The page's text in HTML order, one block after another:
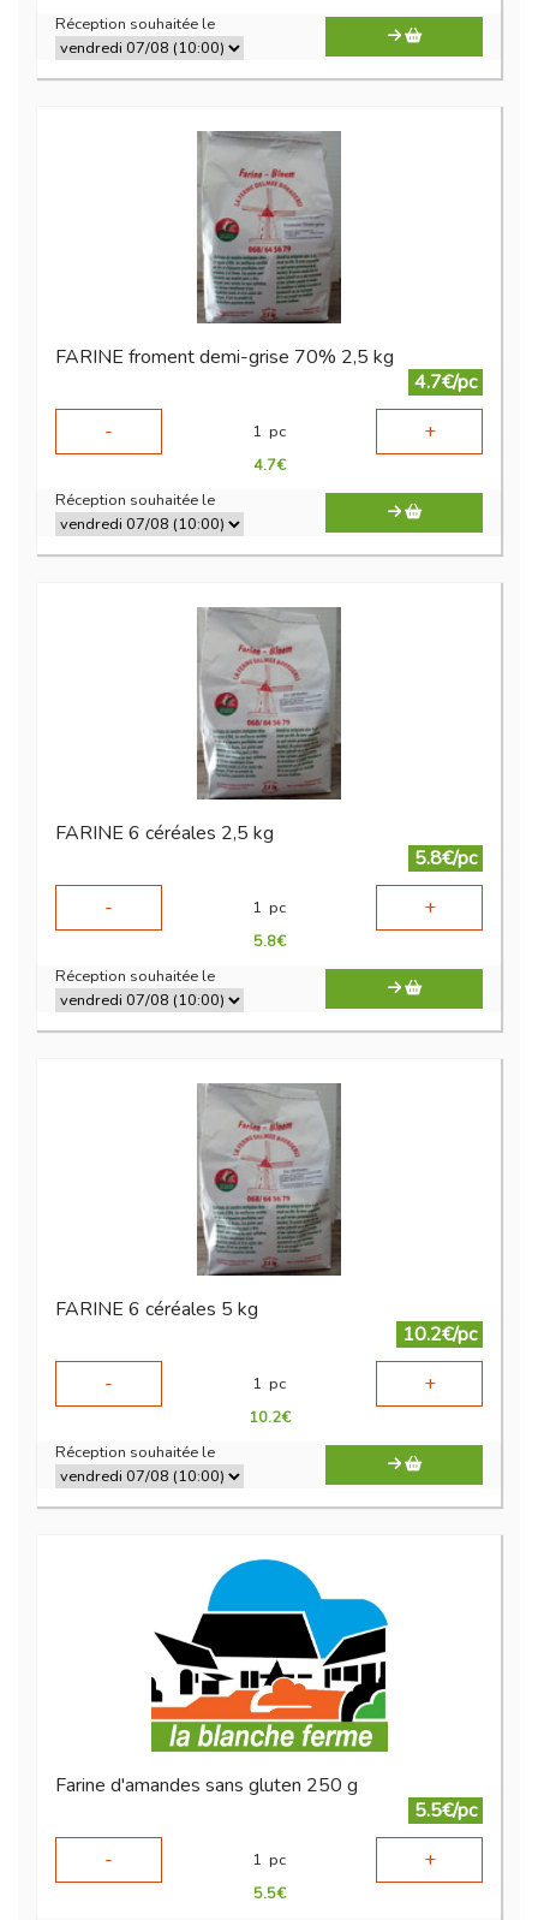
Réception souhaitée le
FARINE froment demi-grise 70% 2,5 kg
4.7€/pc
-
1 pc +
4.7€
Réception souhaitée le
FARINE 6 céréales 2,5 kg
5.8€/pc
-
1 pc +
5.8€
Réception souhaitée le
FARINE 6 céréales 5 kg
10.2€/pc
-
1 pc +
10.2€
Réception souhaitée le
Farine d'amandes sans gluten 250 g
5.5€/pc
-
1 pc +
5.5€